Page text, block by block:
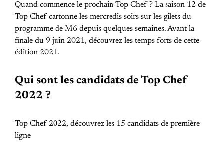
Quand commence le prochain Top Chef ? La saison 12 de
Top Chef cartonne les mercredis soirs sur les gilets du
programme de M6 depuis quelques semaines. Avant la
finale du 9 juin 2021, découvrez les temps forts de cette
édition 2021.
Qui sont les candidats de Top Chef
2022 ?
Top Chef 2022, découvrez les 15 candidats de première
ligne